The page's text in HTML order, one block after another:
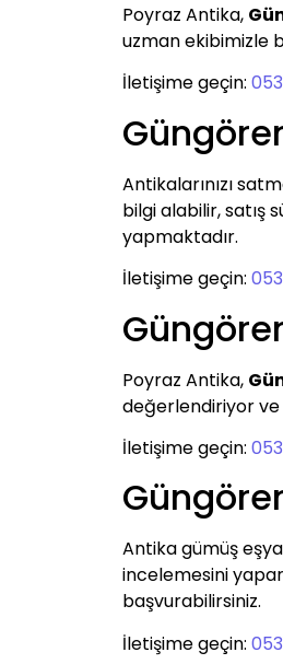
Poyraz Antika,
uzman ekibimizle
İletişime geçin:
Antikalarınızı
bilgi alabilir, satış
yapmaktadır.
İletişime geçin:
Poyraz Antika,
değerlendiriyor ve
İletişime geçin:
Antika gümüş
incelemesini
başvurabilirsiniz.
İletişime geçin: